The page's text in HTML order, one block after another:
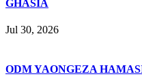
GHASIA
Jul 30, 2026
ODM YAONGEZA